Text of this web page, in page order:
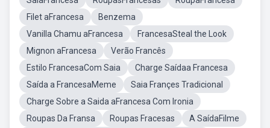
Filet aFrancesa
Benzema
Vanilla Chamu aFrancesa
FrancesaSteal the Look
Mignon aFrancesa
Verão Francês
Estilo FrancesaCom Saia
Charge Saídaa Francesa
Saída a FrancesaMeme
Saia Françes Tradicional
Charge Sobre a Saida aFrancesa Com Ironia
Roupas Da Fransa
Roupas Fracesas
A SaídaFilme